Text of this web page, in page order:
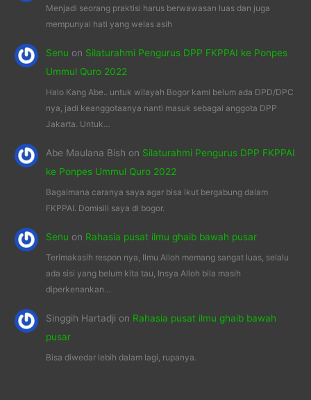
Menjadi seorang praktisi harus berwawasan luas dan juga
mempunyai hati yang welas asih
Senu on Silaturahmi Pengurus DPP FKPPAI ke Ponpes
Ummul Quro 2022
Halo Kang Abe.. untuk wilayah Bogor kami belum ada DPD/DPC
nya, jadi keanggotaanya nanti masuk sebagai anggota DPP
Jakarta. Untuk…
Abe Maulana Bish on Silaturahmi Pengurus DPP FKPPAI
ke Ponpes Ummul Quro 2022
Bagaimana caranya saya agar bisa ikut bergabung dalam
FKPPAI. Domisili saya di bogor.
Senu on Rahasia pusat ilmu ghaib bawah pusar
Terimakasih respon nya, Ilmu Alloh memang sangat luas, selalu
ada sisi yang belum kita tau, Insya Alloh bila masih
diperkenankan…
Singgih Hartadjion Rahasia pusat ilmu ghaib bawah
pusar
Bisa diwedar lebih dalam lagi, rupanya.